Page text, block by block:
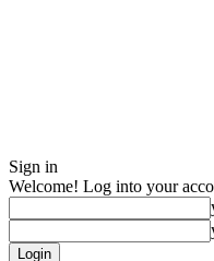
Sign in
Welcome! Log into your